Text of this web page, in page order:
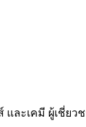
ะเคมี ผู้เชี่ยวช